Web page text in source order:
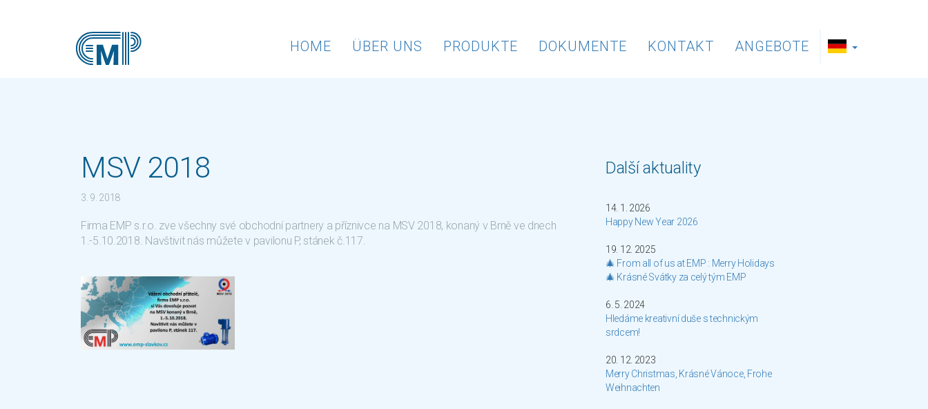
HOME ÜBER UNS PRODUKTE DOKUMENTE KONTAKT ANGEBOTE
MSV 2018
3. 9. 2018
Firma EMP s.r.o. zve všechny své obchodní partnery a příznivce na MSV 2018, konaný v Brně ve dnech
1.-5.10.2018. Navštivit nás můžete v pavilonu P, stánek č.117.
Další aktuality
14. 1. 2026
Happy New Year 2026
19. 12. 2025
🎄 From all of us at EMP : Merry Holidays
🎄 Krásné Svátky za celý tým EMP
6. 5. 2024
Hledáme kreativní duše s technickým
srdcem!
20. 12. 2023
Merry Christmas, Krásné Vánoce, Frohe
Weihnachten